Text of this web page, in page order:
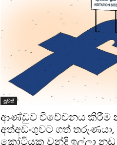
පුවත්
ආණ්ඩුව විවේචනය කිරීම
අත්අඩංගුවට ගත් තරුණයා,
කෝටියක වන්දි ඉල්ලා නඩු